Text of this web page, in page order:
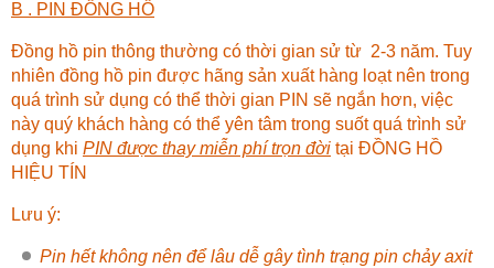
B . PIN ĐỒNG HỒ
Đồng hồ pin thông thường có thời gian sử từ 2-3 năm. Tuy
nhiên đồng hồ pin được hãng sản xuất hàng loạt nên trong
quá trình sử dụng có thể thời gian PIN sẽ ngắn hơn, việc
này quý khách hàng có thể yên tâm trong suốt quá trình sử
dụng khi PIN được thay miễn phí trọn đời tại ĐỒNG HỒ
HIỆU TÍN
Lưu ý:
Pin hết không nên để lâu dễ gây tình trạng pin chảy axit